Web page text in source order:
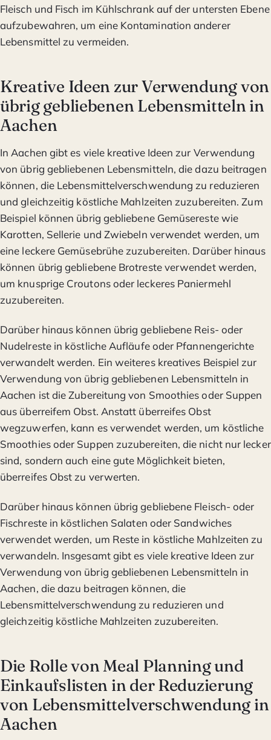
Fleisch und Fisch im Kühlschrank auf der untersten Ebene
aufzubewahren, um eine Kontamination anderer
Lebensmittel zu vermeiden.
Kreative Ideen zur Verwendung von
übrig gebliebenen Lebensmitteln in
Aachen
In Aachen gibt es viele kreative Ideen zur Verwendung
von übrig gebliebenen Lebensmitteln, die dazu beitragen
können, die Lebensmittelverschwendung zu reduzieren
und gleichzeitig köstliche Mahlzeiten zuzubereiten. Zum
Beispiel können übrig gebliebene Gemüsereste wie
Karotten, Sellerie und Zwiebeln verwendet werden, um
eine leckere Gemüsebrühe zuzubereiten. Darüber hinaus
können übrig gebliebene Brotreste verwendet werden,
um knusprige Croutons oder leckeres Paniermehl
zuzubereiten.
Darüber hinaus können übrig gebliebene Reis- oder
Nudelreste in köstliche Aufläufe oder Pfannengerichte
verwandelt werden. Ein weiteres kreatives Beispiel zur
Verwendung von übrig gebliebenen Lebensmitteln in
Aachen ist die Zubereitung von Smoothies oder Suppen
aus überreifem Obst. Anstatt überreifes Obst
wegzuwerfen, kann es verwendet werden, um köstliche
Smoothies oder Suppen zuzubereiten, die nicht nur lecker
sind, sondern auch eine gute Möglichkeit bieten,
überreifes Obst zu verwerten.
Darüber hinaus können übrig gebliebene Fleisch- oder
Fischreste in köstlichen Salaten oder Sandwiches
verwendet werden, um Reste in köstliche Mahlzeiten zu
verwandeln. Insgesamt gibt es viele kreative Ideen zur
Verwendung von übrig gebliebenen Lebensmitteln in
Aachen, die dazu beitragen können, die
Lebensmittelverschwendung zu reduzieren und
gleichzeitig köstliche Mahlzeiten zuzubereiten.
Die Rolle von Meal Planning und
Einkaufslisten in der Reduzierung
von Lebensmittelverschwendung in
Aachen